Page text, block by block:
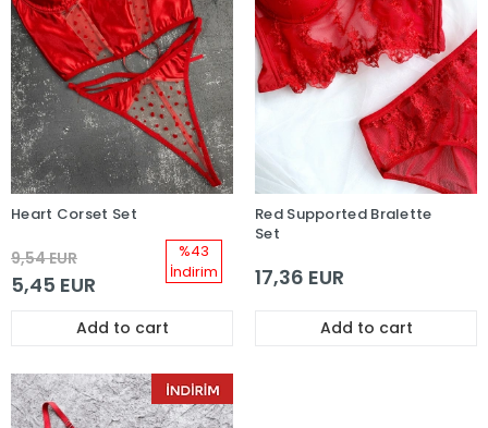
%43
İndirim
Heart Corset Set
9,54 EUR
5,45 EUR
Add to cart
Red Supported Bralette
Set
17,36 EUR
Add to cart